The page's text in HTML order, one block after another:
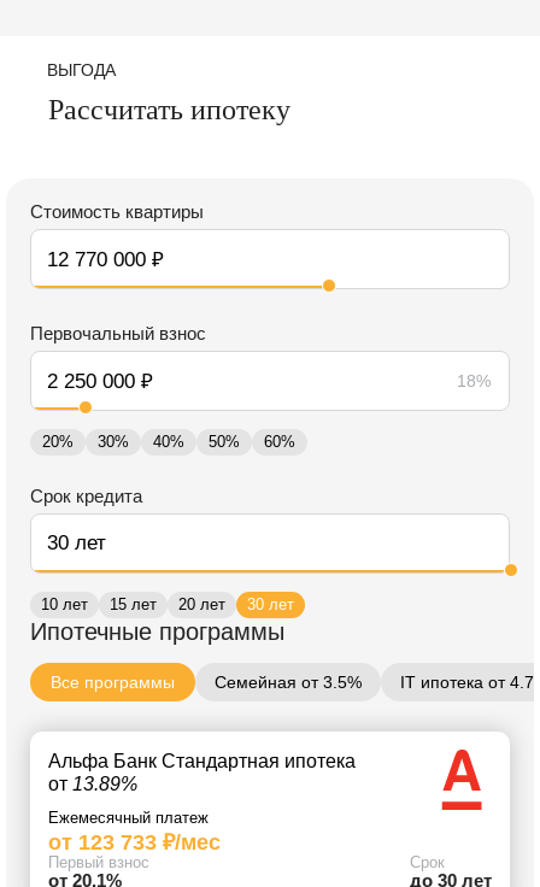
ВЫГОДА
Рассчитать ипотеку
Стоимость квартиры
Первочальный взнос
18%
20% 30% 40% 50% 60%
Срок кредита
10 лет 15 лет 20 лет 30 лет
Ипотечные программы
Все программы Семейная от 3.5% IT ипотека от
Альфа Банк Стандартная ипотека
от 13.89%
Ежемесячный платеж
от 123 733 ₽/мес
Первый взнос
от 20.1%
Срок
до 30 лет